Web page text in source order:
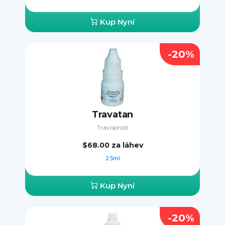
Kup Nyní
Travatan
Travoprost
$68.00 za láhev
2.5ml
Kup Nyní
-20%
-20%